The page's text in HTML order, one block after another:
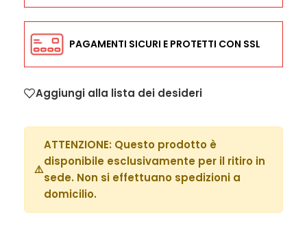
PAGAMENTI SICURI E PROTETTI CON SSL
Aggiungi alla lista dei desideri
⚠️
ATTENZIONE: Questo prodotto è
disponibile esclusivamente per il ritiro in
sede. Non si effettuano spedizioni a
domicilio.